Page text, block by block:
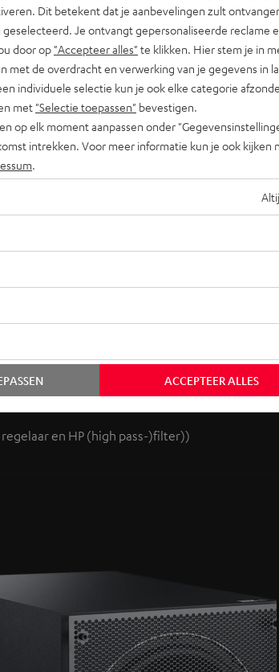
stroomverbruik
en HP (high pass-)filter))
Dit betekent dat je aanbevelingen zult
Je ontvangt gepersonaliseerde reclame
door op "Accepteer alles" te klikken. Hier stem je in
met de overdracht en verwerking van je gegevens in
individuele selectie kun je ook elke categorie
met "Selectie toepassen" bevestigen.
op elk moment aanpassen onder
intrekken. Voor meer informatie kun je ook kijken
ACCEPTEER ALLES